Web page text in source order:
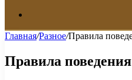
Главная/Разное/Правила
Правила